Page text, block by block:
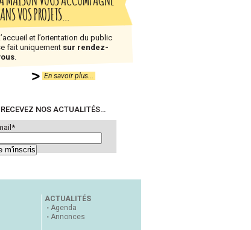
VOS PROJETS…
et l’orientation du public
fait uniquement sur rendez-
En savoir plus...
RECEVEZ NOS ACTUALITÉS…
ACTUALITÉS
Agenda
Annonces